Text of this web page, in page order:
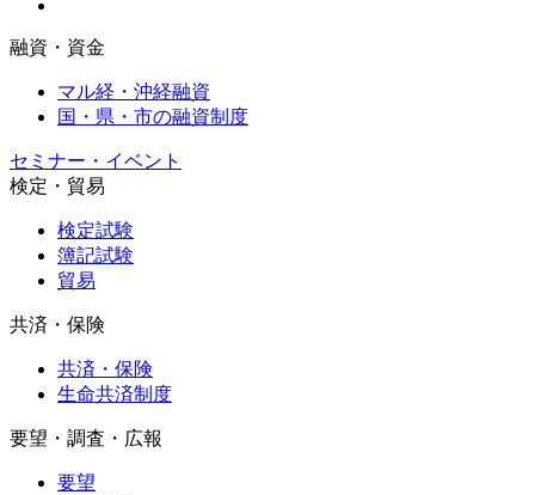
融資・資金
マル経・沖経融資
国・県・市の融資制度
セミナー・イベント
検定・貿易
検定試験
簿記試験
貿易
共済・保険
共済・保険
生命共済制度
要望・調査・広報
要望